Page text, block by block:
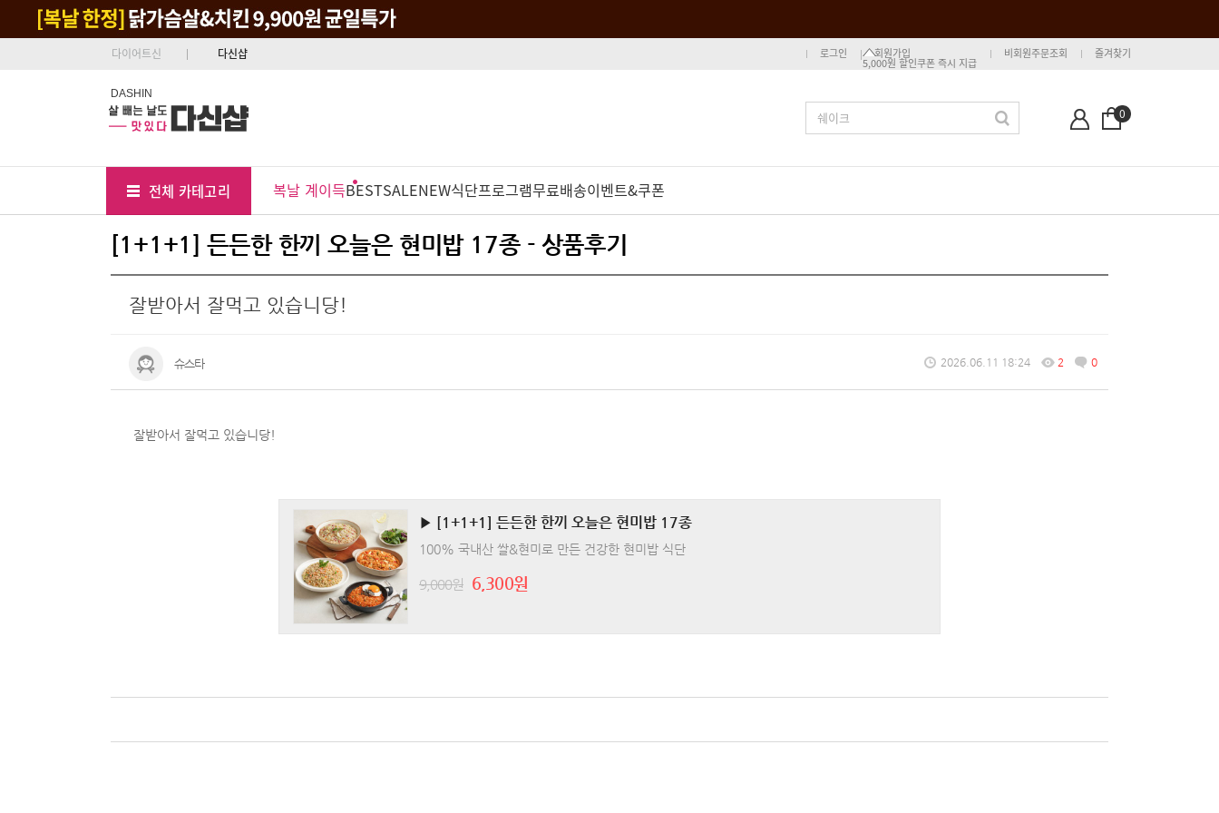
다이어트신 다신샵 로그인 회원가입
5,000원 할인쿠폰 즉시 지급
비회원주문조회 즐겨찾기
DASHIN
0
전체 카테고리 복날 계이득BESTSALENEW식단프로그램무료배송이벤트&쿠폰
[1+1+1] 든든한 한끼 오늘은 현미밥 17종 - 상품후기
잘받아서 잘먹고 있습니당!
슈스타 2026.06.11 18:24 2 0
잘받아서 잘먹고 있습니당!
▶ [1+1+1] 든든한 한끼 오늘은 현미밥 17종
100% 국내산 쌀&현미로 만든 건강한 현미밥 식단
9,000원 6,300원